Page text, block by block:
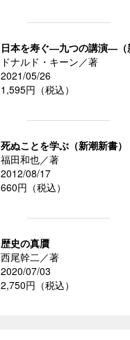
日本を寿ぐ―九つの講演―（
ドナルド・キーン／著
2021/05/26
1,595円（税込）
死ぬことを学ぶ（新潮新書）
福田和也／著
2012/08/17
660円（税込）
歴史の真贋
西尾幹二／著
2020/07/03
2,750円（税込）